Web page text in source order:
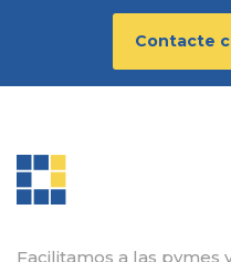
Contacte
Facilitamos a las